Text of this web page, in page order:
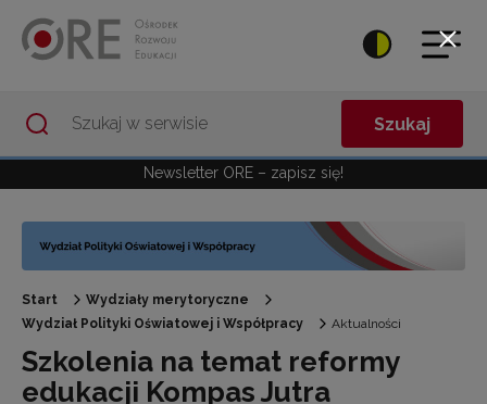
Szukaj
Newsletter ORE – zapisz się!
Start
Wydziały merytoryczne
Wydział Polityki Oświatowej i Współpracy
Aktualności
Szkolenia na temat reformy
edukacji Kompas Jutra